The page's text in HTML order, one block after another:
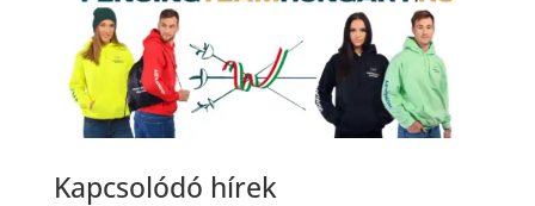
Kapcsolódó hírek